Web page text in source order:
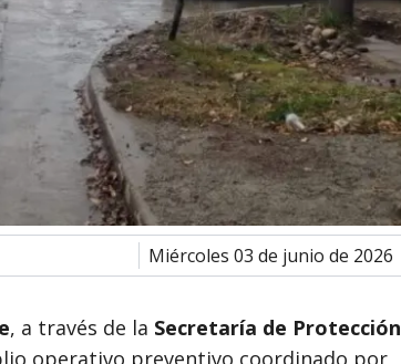
miércoles 03 de junio de 2026
, a través de la Secretaría de Protección
operativo preventivo coordinado por